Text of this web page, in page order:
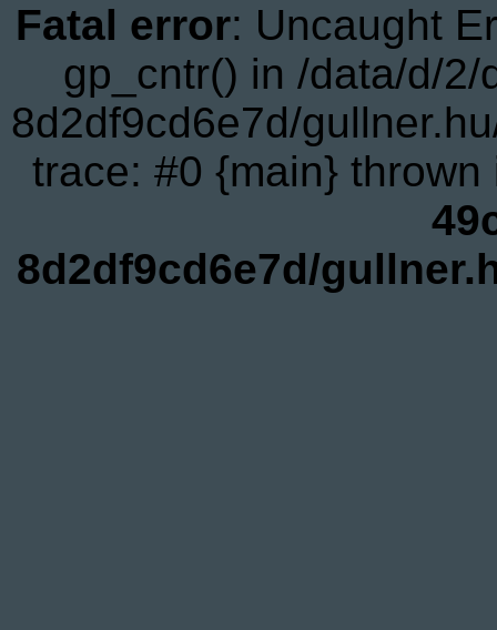
Fatal error: Uncaught
gp_cntr() in /data/d/
8d2df9cd6e7d/
trace: #0 {main}
8d2df9cd6e7d/